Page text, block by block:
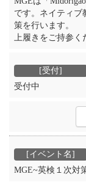
です。ネイティブ
策を行います。
上履きをご持参く
受付中
MGE~英検１次対